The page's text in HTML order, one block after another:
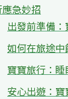
急妙招
出發前準備
如何在旅途中
寶寶旅行：
安心出遊：